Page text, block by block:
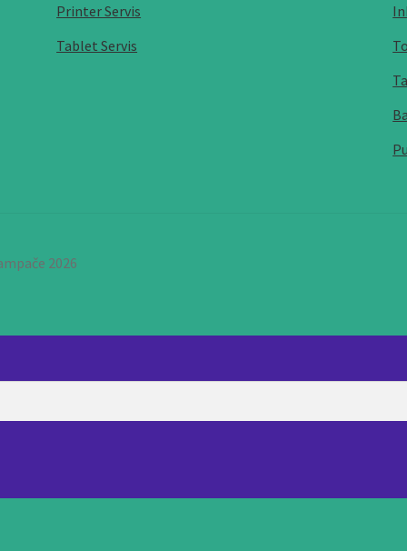
Printer Servis
Tablet Servis
2026